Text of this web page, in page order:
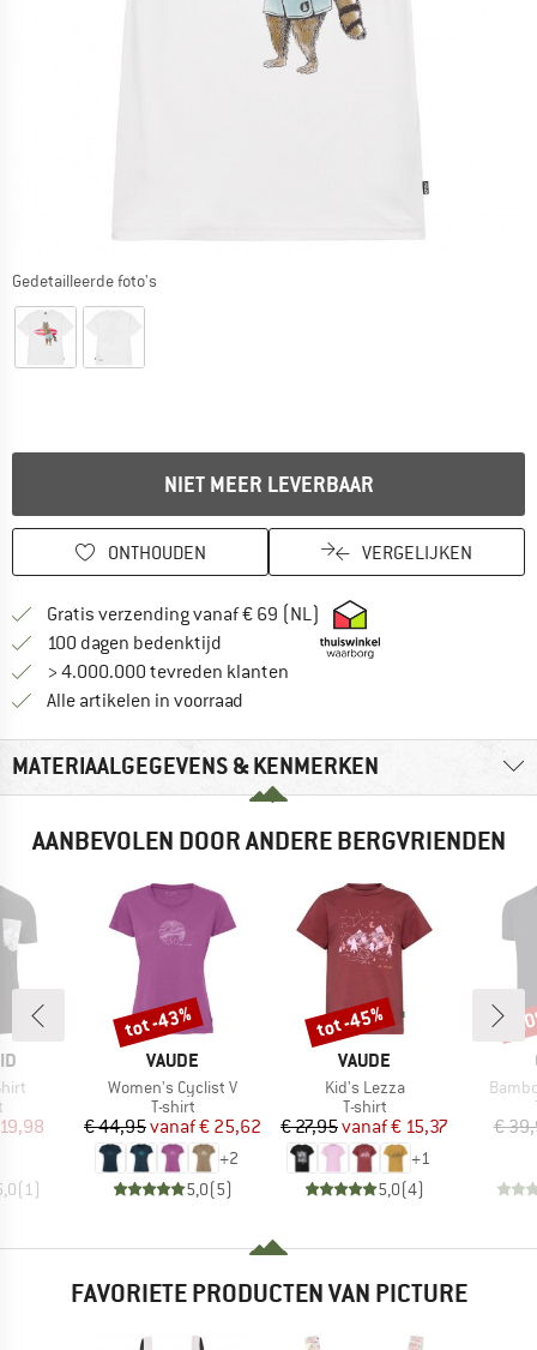
Gedetailleerde foto's
NIET MEER LEVERBAAR
ONTHOUDEN VERGELIJKEN
Gratis verzending vanaf € 69 (NL) Vind hier de
100 dagen bedenktijd Vind de betalingsinformatie hier!
> 4.000.000 tevreden klanten
Alle artikelen in voorraad
MATERIAALGEGEVENS & KENMERKEN
AANBEVOLEN DOOR ANDERE BERGVRIENDEN
prijs
(1 )
MERK
VAUDE
Artikel
Women's Cyclist V
Productgroep
T-shirt
Prijs
€ 44,95 Verlaagde prijs
vanaf€ 25,62
+2
5,0(5)
Korting
tot -43%
MERK
VAUDE
Artikel
Kid's Lezza
Productgroep
T-shirt
Prijs
€ 27,95 Verlaagde prijs
vanaf€ 15,37
+1
5,0(4)
Korting
tot -45%
Artikel
€
-
FAVORIETE PRODUCTEN VAN PICTURE